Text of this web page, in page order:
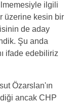
ilgili
üzerine kesin bir
de aday
Şu anda
ifade edebiliriz
Özarslan'ın
ancak CHP